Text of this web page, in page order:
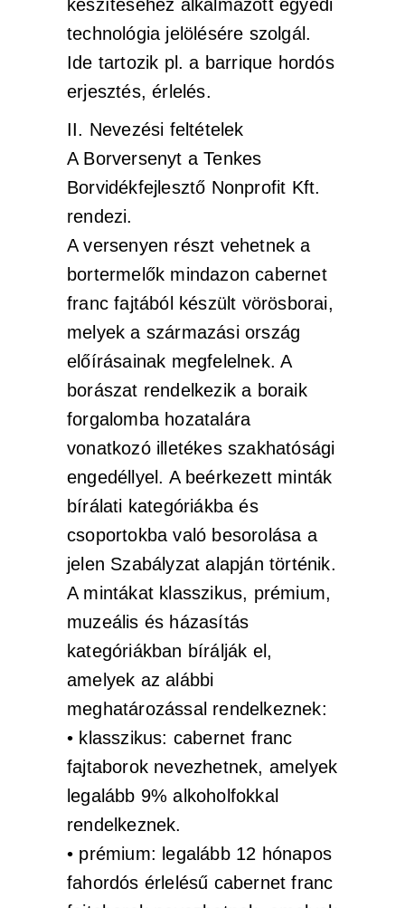
készítéséhez alkalmazott egyedi
technológia jelölésére szolgál.
Ide tartozik pl. a barrique hordós
erjesztés, érlelés.
II. Nevezési feltételek
A Borversenyt a Tenkes
Borvidékfejlesztő Nonprofit Kft.
rendezi.
A versenyen részt vehetnek a
bortermelők mindazon cabernet
franc fajtából készült vörösborai,
melyek a származási ország
előírásainak megfelelnek. A
borászat rendelkezik a boraik
forgalomba hozatalára
vonatkozó illetékes szakhatósági
engedéllyel. A beérkezett minták
bírálati kategóriákba és
csoportokba való besorolása a
jelen Szabályzat alapján történik.
A mintákat klasszikus, prémium,
muzeális és házasítás
kategóriákban bírálják el,
amelyek az alábbi
meghatározással rendelkeznek:
• klasszikus: cabernet franc
fajtaborok nevezhetnek, amelyek
legalább 9% alkoholfokkal
rendelkeznek.
• prémium: legalább 12 hónapos
fahordós érlelésű cabernet franc